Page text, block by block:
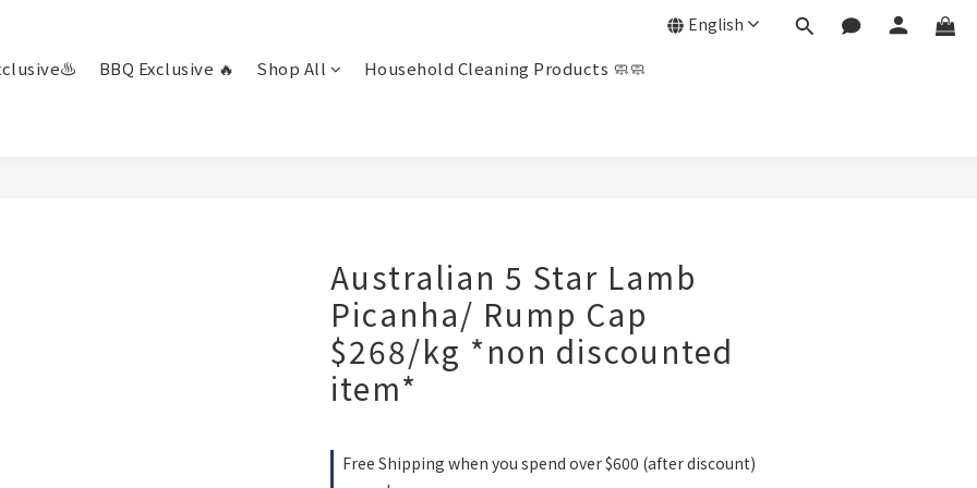
BBQ Exclusive 🔥 Shop All Household Cleaning Products 🧼🧼
English
Australian 5 Star Lamb
Picanha/ Rump Cap
$268/kg *non discounted
item*
Free Shipping when you spend over $600 (after discount)